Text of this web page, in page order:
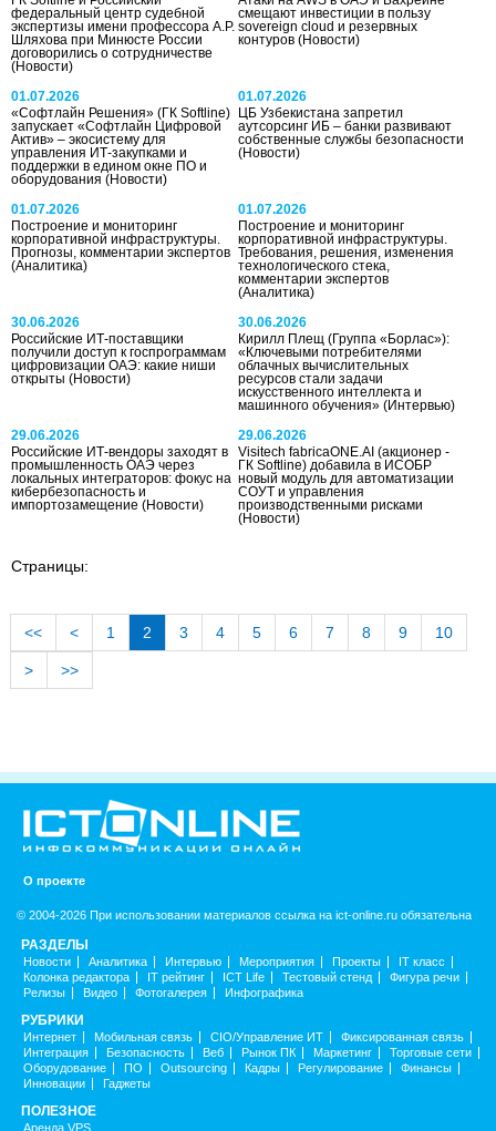
федеральный центр судебной
экспертизы имени профессора А.Р.
Шляхова при Минюсте России
договорились о сотрудничестве
(Новости)
смещают инвестиции в пользу
sovereign cloud и резервных
контуров(Новости)
01.07.2026
«Софтлайн Решения» (ГК Softline)
запускает «Софтлайн Цифровой
Актив» – экосистему для
управления ИТ-закупками и
поддержки в едином окне ПО и
оборудования (Новости)
01.07.2026
ЦБ Узбекистана запретил
аутсорсинг ИБ – банки развивают
собственные службы безопасности
(Новости)
01.07.2026
Построение и мониторинг
корпоративной инфраструктуры.
Прогнозы, комментарии экспертов
(Аналитика)
01.07.2026
Построение и мониторинг
корпоративной инфраструктуры.
Требования, решения, изменения
технологического стека,
комментарии экспертов
(Аналитика)
30.06.2026
Российские ИТ-поставщики
получили доступ к госпрограммам
цифровизации ОАЭ: какие ниши
открыты (Новости)
30.06.2026
Кирилл Плещ (Группа «Борлас»):
«Ключевыми потребителями
облачных вычислительных
ресурсов стали задачи
искусственного интеллекта и
машинного обучения»(Интервью)
29.06.2026
Российские ИТ-вендоры заходят в
промышленность ОАЭ через
локальных интеграторов: фокус на
кибербезопасность и
импортозамещение (Новости)
29.06.2026
Visitech fabricaONE.AI (акционер -
ГК Softline) добавила в ИСОБР
новый модуль для автоматизации
СОУТ и управления
производственными рисками
(Новости)
Страницы:
<< < 1 2 3 4 5 6 7 8 9 10
> >>
О проекте
© 2004-2026 При использовании материалов ссылка на ict-online.ru обязательна
РАЗДЕЛЫ
Новости Аналитика Интервью Мероприятия Проекты
IT класс
Колонка редактора
IT рейтинг ICT Life Тестовый стенд
Фигура речи
Релизы
Видео Фотогалерея Инфографика
РУБРИКИ
Интернет Мобильная связь CIO/Управление ИТ
Фиксированная связь
Интеграция
Безопасность Веб Рынок ПК Маркетинг
Торговые сети
Оборудование
ПО Outsourcing Кадры Регулирование
Финансы
Инновации
Гаджеты
ПОЛЕЗНОЕ
Аренда VPS